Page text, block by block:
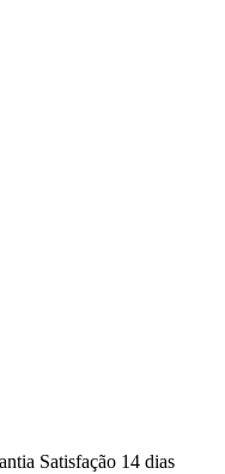
Satisfação 14 dias